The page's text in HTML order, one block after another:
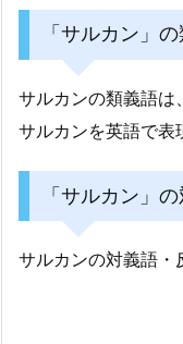
「サルカン」
サルカンの類義語は
サルカンを英語で表
「サルカン」
サルカンの対義語・